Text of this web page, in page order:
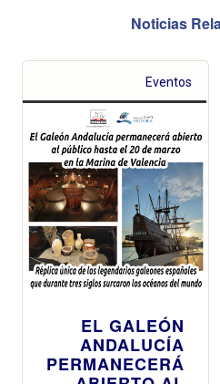
EL GALEÓN
ANDALUCÍA
PERMANECERÁ
ABIERTO AL
PÚBLICO
HASTA EL 20
DE MARZO EN
LA MARINA DE
VALENCIA
los legendarios
galeones
españoles que
durante tres siglos